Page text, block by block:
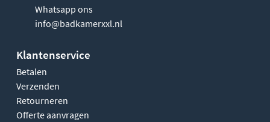
Whatsapp ons
info@badkamerxxl.nl
Klantenservice
Betalen
Verzenden
Retourneren
Offerte aanvragen